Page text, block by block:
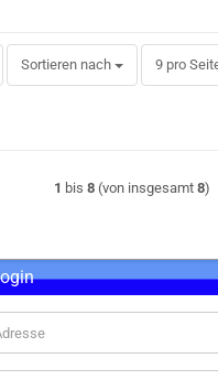
Sortieren nach
Sortieren nach 9 pro
pro Seite
1 bis 8 (von insgesamt 8)